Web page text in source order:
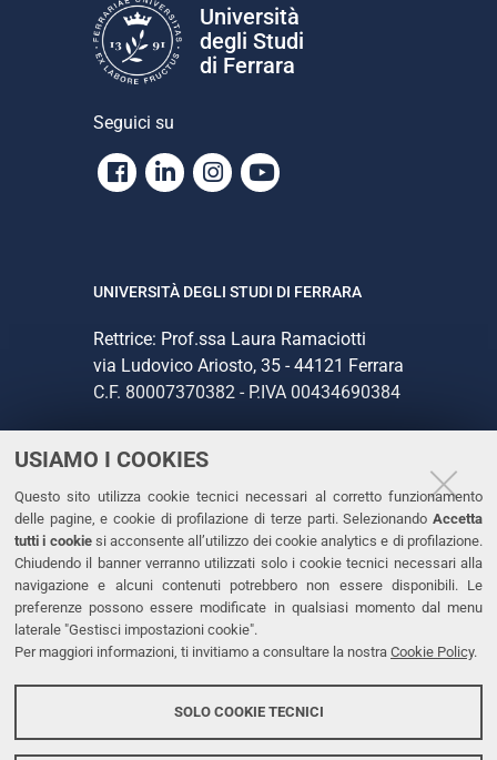
USIAMO I COOKIES
Questo sito utilizza cookie tecnici necessari al corretto funzionamento
delle pagine, e cookie di profilazione di terze parti. Selezionando Accetta
tutti i cookiesi acconsente all’utilizzo dei cookie analytics e di profilazione.
Chiudendo il banner verranno utilizzati solo i cookie tecnici necessari alla
navigazione e alcuni contenuti potrebbero non essere disponibili. Le
preferenze possono essere modificate in qualsiasi momento dal menu
laterale "Gestisci impostazioni cookie".
Per maggiori informazioni, ti invitiamo a consultare la nostra Cookie Policy.
SOLO COOKIE TECNICI
Università
degli Studi
di Ferrara
Seguici su
Facebook
LinkedinInstagram
Youtube
UNIVERSITÀ DEGLI STUDI DI FERRARA
Rettrice: Prof.ssa Laura Ramaciotti
via Ludovico Ariosto, 35 - 44121 Ferrara
C.F. 80007370382 - P.IVA 00434690384
CONTATTI
Tel. +39 0532 293111
Fax. +39 0532 293031
PEC
LINKS
Dichiarazione di accessibilità
Protezione dati personali